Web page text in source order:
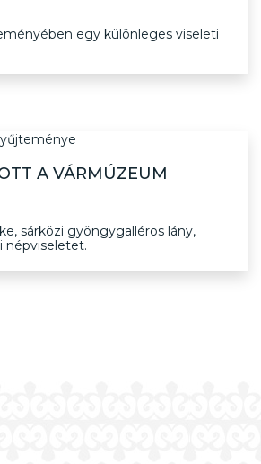
egy különleges viseleti
A VÁRMÚZEUM
sárközi gyöngygalléros lány,
népviseletet.